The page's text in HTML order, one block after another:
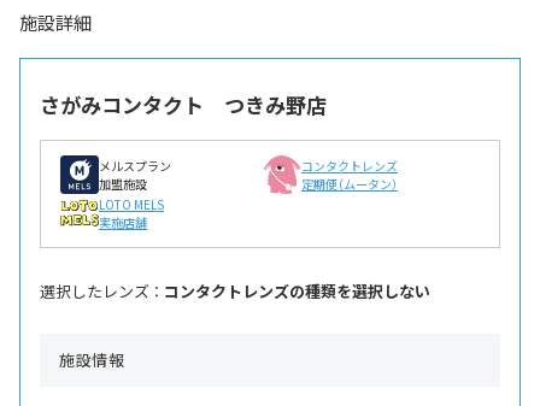
施設詳細
さがみコンタクト つきみ野店
メルスプラン
加盟施設
コンタクトレンズ
定期便（ムータン）
LOTO MELS
実施店舗
選択したレンズ ： コンタクトレンズの種類を選択しない
施設情報